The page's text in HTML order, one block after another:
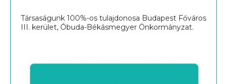
Társaságunk 100%-os tulajdonosa Budapest Főváros
III. kerület, Óbuda-Békásmegyer Önkormányzat.